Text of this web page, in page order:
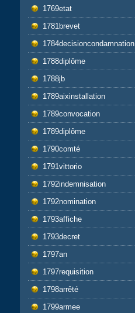
1769etat
1781brevet
1784decisioncondamnation
1788diplôme
1788jb
1789aixinstallation
1789convocation
1789diplôme
1790comté
1791vittorio
1792indemnisation
1792nomination
1793affiche
1793decret
1797an
1797requisition
1798arrêté
1799armee